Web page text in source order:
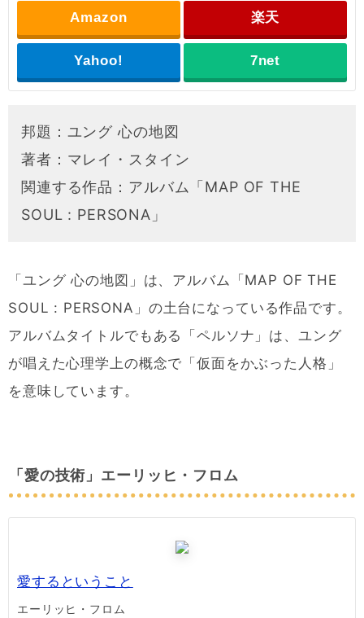
Amazon 楽天
Yahoo! 7net
邦題：ユング 心の地図
著者：マレイ・スタイン
関連する作品：アルバム「MAP OF THE
SOUL : PERSONA」
「ユング 心の地図」は、アルバム「MAP OF THE
SOUL : PERSONA」の土台になっている作品です。
アルバムタイトルでもある「ペルソナ」は、ユング
が唱えた心理学上の概念で「仮面をかぶった人格」
を意味しています。
「愛の技術」エーリッヒ・フロム
愛するということ
エーリッヒ・フロム